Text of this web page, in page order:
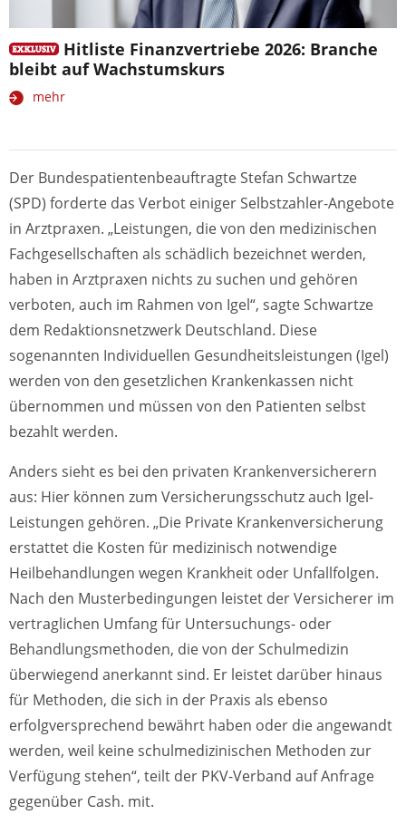
Hitliste Finanzvertriebe 2026: Branche
bleibt auf Wachstumskurs
mehr
Der Bundespatientenbeauftragte Stefan Schwartze
(SPD) forderte das Verbot einiger Selbstzahler-Angebote
in Arztpraxen. „Leistungen, die von den medizinischen
Fachgesellschaften als schädlich bezeichnet werden,
haben in Arztpraxen nichts zu suchen und gehören
verboten, auch im Rahmen von Igel“, sagte Schwartze
dem Redaktionsnetzwerk Deutschland. Diese
sogenannten Individuellen Gesundheitsleistungen (Igel)
werden von den gesetzlichen Krankenkassen nicht
übernommen und müssen von den Patienten selbst
bezahlt werden.
Anders sieht es bei den privaten Krankenversicherern
aus: Hier können zum Versicherungsschutz auch Igel-
Leistungen gehören. „Die Private Krankenversicherung
erstattet die Kosten für medizinisch notwendige
Heilbehandlungen wegen Krankheit oder Unfallfolgen.
Nach den Musterbedingungen leistet der Versicherer im
vertraglichen Umfang für Untersuchungs- oder
Behandlungsmethoden, die von der Schulmedizin
überwiegend anerkannt sind. Er leistet darüber hinaus
für Methoden, die sich in der Praxis als ebenso
erfolgversprechend bewährt haben oder die angewandt
werden, weil keine schulmedizinischen Methoden zur
Verfügung stehen“, teilt der PKV-Verband auf Anfrage
gegenüber Cash. mit.